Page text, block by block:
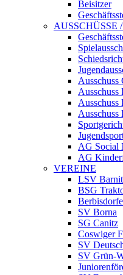
Beisitzer
AUSSCHÜSSE
Ausschuss
Ausschuss
Ausschuss
AG Social
AG
VEREINE
LSV
BSG
SV Borna
SG Canitz
Coswiger
SV
SV Grün-